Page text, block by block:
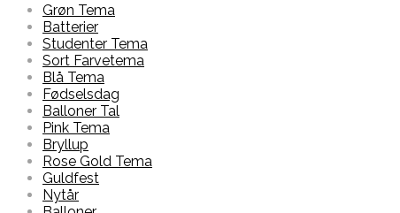
Grøn Tema
Batterier
Studenter Tema
Sort Farvetema
Blå Tema
Fødselsdag
Balloner Tal
Pink Tema
Bryllup
Rose Gold Tema
Guldfest
Nytår